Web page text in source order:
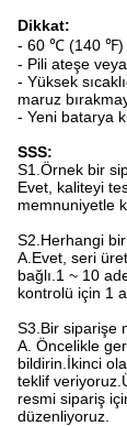
Dikkat:
- 60 ℃ (140 ℉)
- Pili ateşe
- Yüksek
maruz
- Yeni batarya
SSS:
S1.Örnek bir
Evet, kaliteyi
memnuniyetle
S2.Herhangi
A.Evet, seri
bağlı.1 ~ 10
kontrolü için 1
S3.Bir siparişe
A. Öncelikle
bildirin.İkinci
teklif
resmi sipariş
düzenliyoruz.